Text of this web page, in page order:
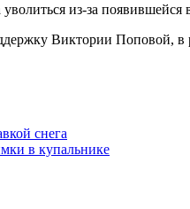
из-за появившейся
Виктории Поповой,
снега
в купальнике